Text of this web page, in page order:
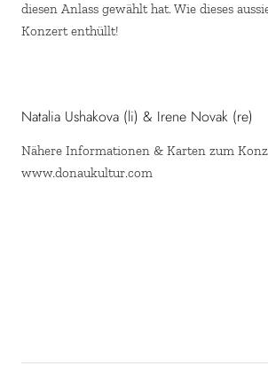
diesen Anlass gewählt hat. Wie dieses
Konzert enthüllt!
Natalia Ushakova (li) & Irene Novak (re)
Nähere Informationen & Karten zum
www.donaukultur.com